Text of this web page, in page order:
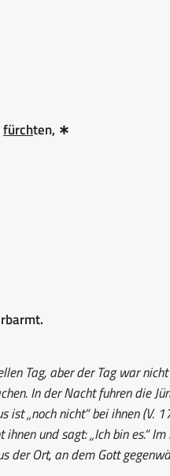
fürchten, ∗
Tag, aber der Tag war
In der Nacht fuhren die
ist „noch nicht“ bei ihnen (V.
und sagt: „Ich bin es.“
der Ort, an dem Gott